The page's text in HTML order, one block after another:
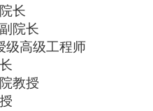
长
院长
级高级工程师
教授